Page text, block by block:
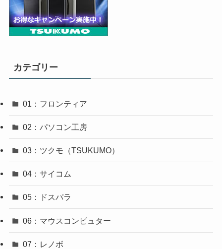
カテゴリー
01：フロンティア
02：パソコン工房
03：ツクモ（TSUKUMO）
04：サイコム
05：ドスパラ
06：マウスコンピュター
07：レノボ